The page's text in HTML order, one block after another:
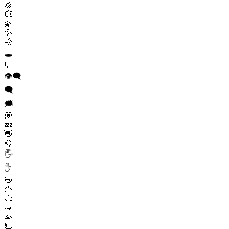
💢
💥
💫
💦
💨
🕳️
💬
👁️‍🗨️
🗨️
🗯️
💭
💤
👋
🤚
🖐️
✋
🖖
🫱
🫲
🫳
🫴
🫷